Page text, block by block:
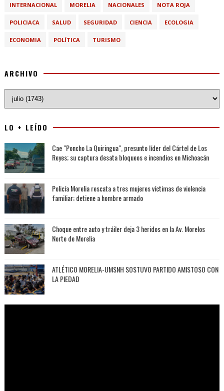
INTERNACIONAL MORELIA NACIONALES NOTA ROJA
POLICIACA SALUD SEGURIDAD CIENCIA ECOLOGIA
ECONOMIA POLÍTICA TURISMO
ARCHIVO
LO + LEÍDO
Cae "Poncho La Quiringua", presunto líder del Cártel de Los
Reyes; su captura desata bloqueos e incendios en Michoacán
Policía Morelia rescata a tres mujeres víctimas de violencia
familiar; detiene a hombre armado
Choque entre auto y tráiler deja 3 heridos en la Av. Morelos
Norte de Morelia
ATLÉTICO MORELIA-UMSNH SOSTUVO PARTIDO AMISTOSO CON
LA PIEDAD